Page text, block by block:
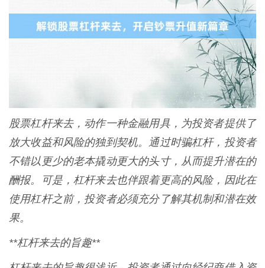
股票杠杆来去，动作一种金融用具，为投资者提供了
放大收益和风险的独到契机。通过时骗杠杆，投资者
不错以更少的老本撬动更大的头寸，从而提升潜在的
酬报。可是，杠杆来去也伴跟着更高的风险，因此在
使用杠杆之前，投资者必须充分了解其机制和潜在效
果。
**杠杆来去的旨趣**